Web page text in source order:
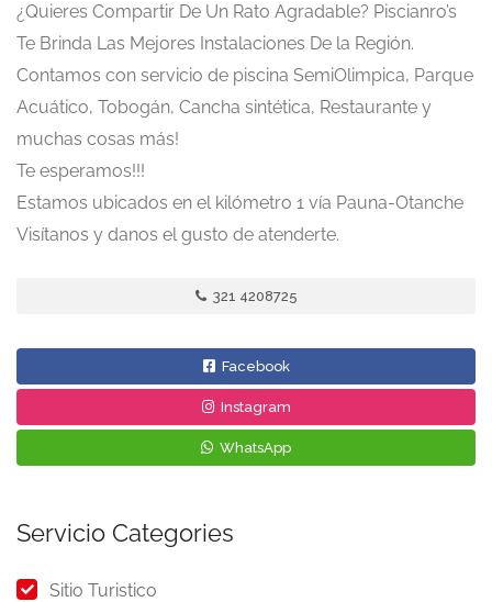
¿Quieres Compartir De Un Rato Agradable? Piscianro’s
Te Brinda Las Mejores Instalaciones De la Región.
Contamos con servicio de piscina SemiOlimpica, Parque
Acuático, Tobogán, Cancha sintética, Restaurante y
muchas cosas más!
Te esperamos!!!
Estamos ubicados en el kilómetro 1 vía Pauna-Otanche
Visítanos y danos el gusto de atenderte.
321 4208725
Facebook
Instagram
WhatsApp
Servicio Categories
Sitio Turistico